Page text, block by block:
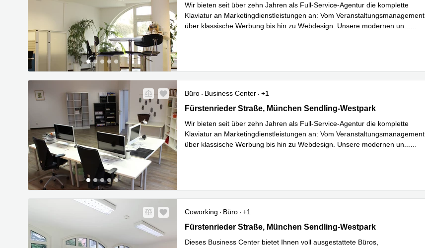
Wir bieten seit über zehn Jahren als Full-Service-Agentur die komplette
Klaviatur an Marketingdienstleistungen an: Vom Veranstaltungsmanagement,
über klassische Werbung bis hin zu Webdesign. Unsere modernen un
Büro Business Center
+1
Fürstenrieder Straße 279, München Sendling-Westpark
Fürstenrieder Straße, München Sendling-Westpark
Wir bieten seit über zehn Jahren als Full-Service-Agentur die komplette
Klaviatur an Marketingdienstleistungen an: Vom Veranstaltungsmanagement,
über klassische Werbung bis hin zu Webdesign. Unsere modernen un
Coworking Büro
+1
Fürstenrieder Strasse 279a, München Sendling-Westpark
Fürstenrieder Straße, München Sendling-Westpark
Dieses Business Center bietet Ihnen voll ausgestattete Büros,